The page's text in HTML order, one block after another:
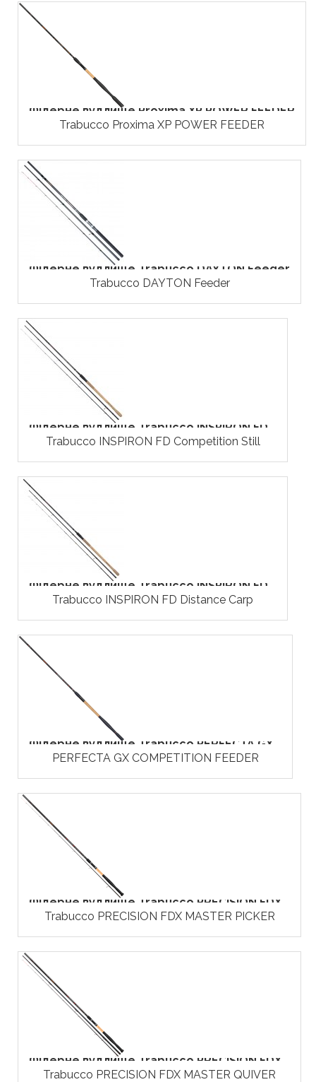
Фідерне вудлище Proxima XP POWER FEEDER
Trabucco Proxima XP POWER FEEDER
Фідерне вудлище Trabucco DAYTON Feeder
Trabucco DAYTON Feeder
Фідерне вудлище Trabucco INSPIRON FD...
Trabucco INSPIRON FD Competition Still
Фідерне вудлище Trabucco INSPIRON FD...
Trabucco INSPIRON FD Distance Carp
Фідерне вудлище Trabucco PERFECTA GX...
PERFECTA GX COMPETITION FEEDER
Фідерне вудлище Trabucco PRECISION FDX...
Trabucco PRECISION FDX MASTER PICKER
Фідерне вудлище Trabucco PRECISION FDX...
Trabucco PRECISION FDX MASTER QUIVER